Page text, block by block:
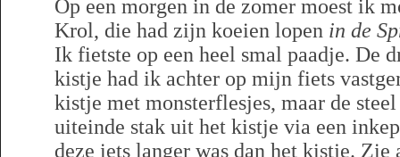
Op een morgen in de zomer moest ik
Krol, die had zijn koeien lopen in de
Ik fietste op een heel smal paadje. De
kistje had ik achter op mijn fiets
kistje met monsterflesjes, maar de
uiteinde stak uit het kistje via een
deze iets langer was dan het kistje.